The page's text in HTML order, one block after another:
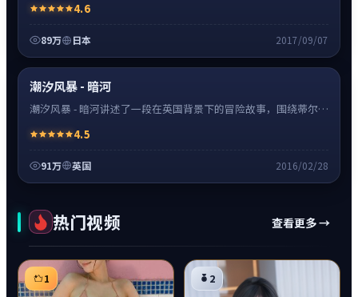
紧凑、情绪克制。
4.6
89万 日本 2017/09/07
超清4K
潮汐风暴 - 暗河
潮汐风暴 - 暗河讲述了一段在英国背景下的冒险故事，围绕蒂尔达
节奏紧凑、情绪克制。
4.5
91万 英国 2016/02/28
热门视频 查看更多 →
1 2